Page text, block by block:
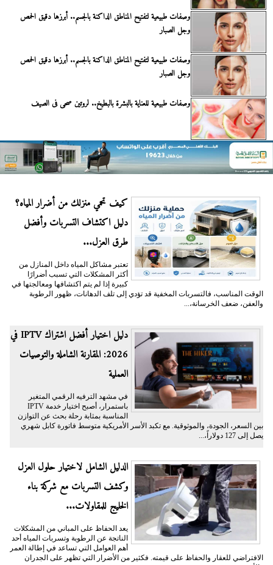
وصفات طبيعية لتفتيح المناطق الداكنة بالجسم.. أبرزها دقيق الحمص
وجل الصبار
وصفات طبيعية لتفتيح المناطق الداكنة بالجسم.. أبرزها دقيق الحمص
وجل الصبار
وصفات طبيعية للعناية بالبشرة بالبطيخ.. لروتين صحى فى الصيف
كيف تحمي منزلك من أضرار المياه؟
دليل اكتشاف التسربات وأفضل
طرق العزل...
تعتبر مشاكل المياه داخل المنازل من
أكثر المشكلات التي تسبب أضرارًا
كبيرة إذا لم يتم اكتشافها ومعالجتها في
الوقت المناسب، فالتسربات المخفية قد تؤدي إلى تلف الدهانات، ظهور الرطوبة
والعفن، ضعف الخرسانة،...
دليل اختيار أفضل اشتراك IPTV في
2026: المقارنة الشاملة والتوصيات
العملية
في مشهد الترفيه الرقمي المتغير
باستمرار، أصبح اختيار خدمة IPTV
المناسبة بمثابة رحلة بحث عن التوازن
بين السعر، الجودة، والموثوقية. مع تكبد الأسر الأمريكية متوسط فاتورة كابل شهري
يصل إلى 127 دولاراً،...
الدليل الشامل لاختيار حلول العزل
وكشف التسربات مع شركة بناء
الخليج للمقاولات...
يعد الحفاظ على المباني من المشكلات
الناتجة عن الرطوبة وتسربات المياه أحد
أهم العوامل التي تساعد في إطالة العمر
الافتراضي للعقار والحفاظ على قيمته. فكثير من الأضرار التي تظهر على الجدران